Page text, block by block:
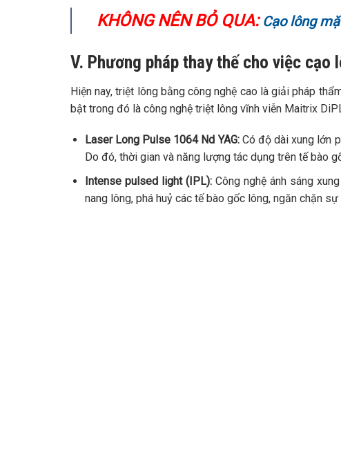
KHÔNG NÊN BỎ QUA: Cạo lông
V. Phương pháp thay thế cho việc cạo
Hiện nay, triệt lông bằng công nghệ cao là giải pháp
bật trong đó là công nghệ triệt lông vĩnh viễn Maitrix
Laser Long Pulse 1064 Nd YAG:Có độ dài xung lớn
Do đó, thời gian và năng lượng tác dụng trên tế bào
Intense pulsed light (IPL): Công nghệ ánh sáng
nang lông, phá huỷ các tế bào gốc lông, ngăn chặn